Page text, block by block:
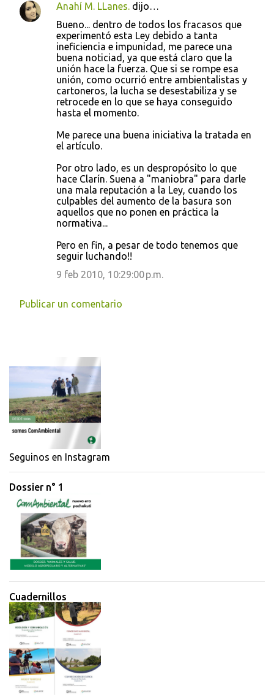
C
Anahí M. LLanes. dijo…
Bueno... dentro de todos los fracasos que
experimentó esta Ley debido a tanta
ineficiencia e impunidad, me parece una
buena noticiad, ya que está claro que la
unión hace la fuerza. Que si se rompe esa
unión, como ocurrió entre ambientalistas y
cartoneros, la lucha se desestabiliza y se
retrocede en lo que se haya conseguido
hasta el momento.
Me parece una buena iniciativa la tratada en
el artículo.
Por otro lado, es un despropósito lo que
hace Clarín. Suena a "maniobra" para darle
una mala reputación a la Ley, cuando los
culpables del aumento de la basura son
aquellos que no ponen en práctica la
normativa...
Pero en fin, a pesar de todo tenemos que
seguir luchando!!
9 feb 2010, 10:29:00 p.m.
Publicar un comentario
Seguinos en Instagram
Dossier n° 1
Cuadernillos